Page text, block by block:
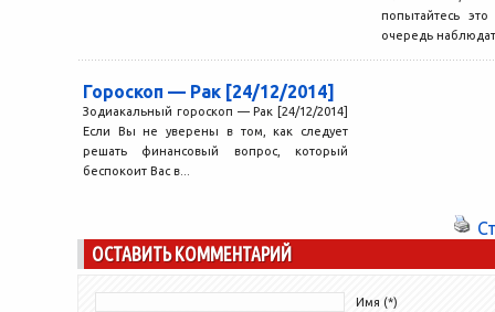
попытайтесь
очередь
Гороскоп — Рак [24/12/2014]
Зодиакальный гороскоп — Рак [24/12/2014]
Если Вы не уверены в том, как следует
решать финансовый вопрос, который
беспокоит Вас в...
ОСТАВИТЬ КОММЕНТАРИЙ
Имя (*)